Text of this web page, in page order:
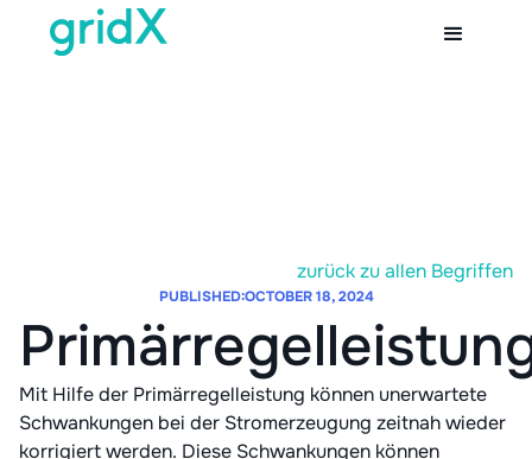
zurück zu allen Begriffen
PUBLISHED:OCTOBER 18, 2024
Mit Hilfe der Primärregelleistung können unerwartete
Schwankungen bei der Stromerzeugung zeitnah wieder
korrigiert werden. Diese Schwankungen können